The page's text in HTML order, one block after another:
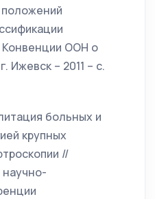
Конвенции ООН о
Ижевск – 2011 – с.
больных и
крупных
//